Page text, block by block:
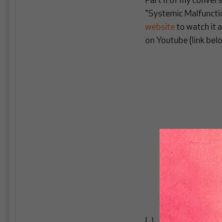
"Systemic
website to watch it
on Youtube (link